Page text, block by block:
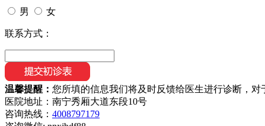
男 女
联系方式：
温馨提醒： 您所填的信息我们将及时反馈给医生进行诊断，
医院地址：南宁秀厢大道东段10号
咨询热线： 4008797179